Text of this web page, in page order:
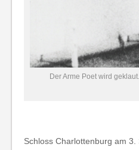
Der Arme Poet wird
Schloss Charlottenburg am